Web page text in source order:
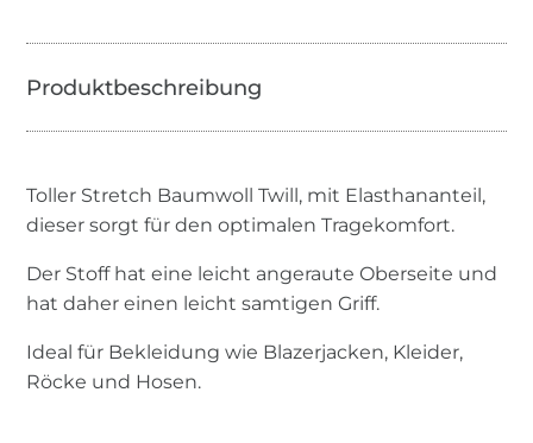
Toller Stretch Baumwoll Twill, mit Elasthananteil,
dieser sorgt für den optimalen Tragekomfort.
Der Stoff hat eine leicht angeraute Oberseite und
hat daher einen leicht samtigen Griff.
Ideal für Bekleidung wie Blazerjacken, Kleider,
Röcke und Hosen.